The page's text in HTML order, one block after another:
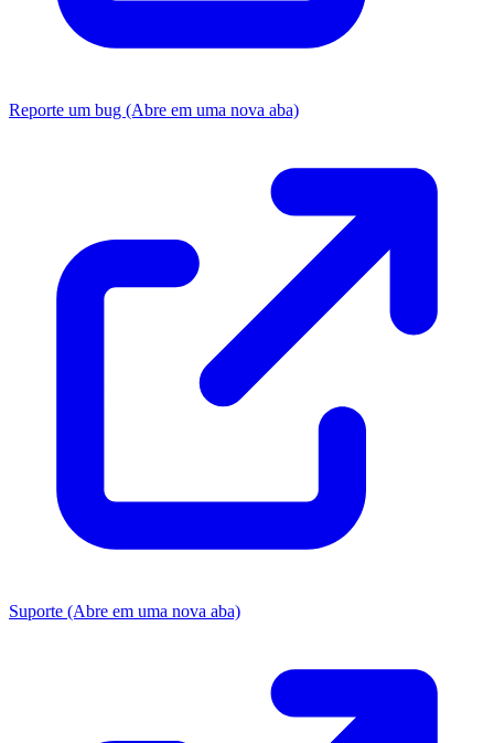
Reporte um bug (Abre em uma nova aba)
Suporte (Abre em uma nova aba)